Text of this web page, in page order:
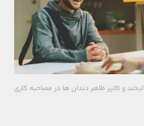
لبخند و تاثیر ظاهر دندان ها در مصاحبه کاری